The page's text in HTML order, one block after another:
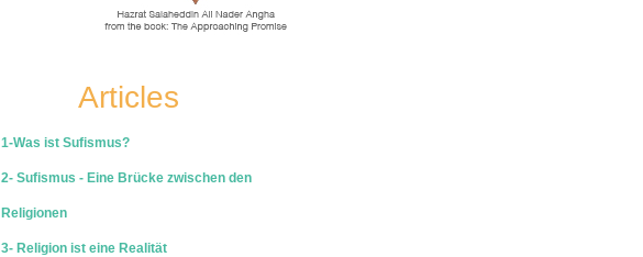
Articles
1-Was ist Sufismus?
2- Sufismus - Eine Brücke zwischen den
Religionen
3- Religion ist eine Realität